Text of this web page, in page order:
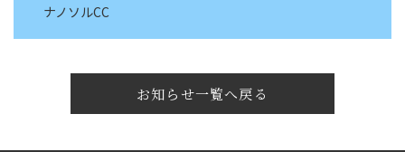
ナノソルCC
お知らせ一覧へ戻る